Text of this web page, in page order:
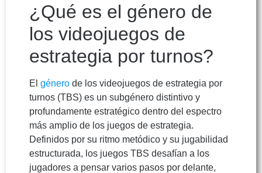
¿Qué es el género de
los videojuegos de
estrategia por turnos?
El género de los videojuegos de estrategia por
turnos (TBS) es un subgénero distintivo y
profundamente estratégico dentro del espectro
más amplio de los juegos de estrategia.
Definidos por su ritmo metódico y su jugabilidad
estructurada, los juegos TBS desafían a los
jugadores a pensar varios pasos por delante,